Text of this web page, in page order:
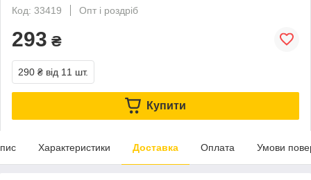
Код: 33419
Опт і роздріб
293 ₴
290 ₴ від 11 шт.
Купити
Характеристики Доставка Оплата Умови